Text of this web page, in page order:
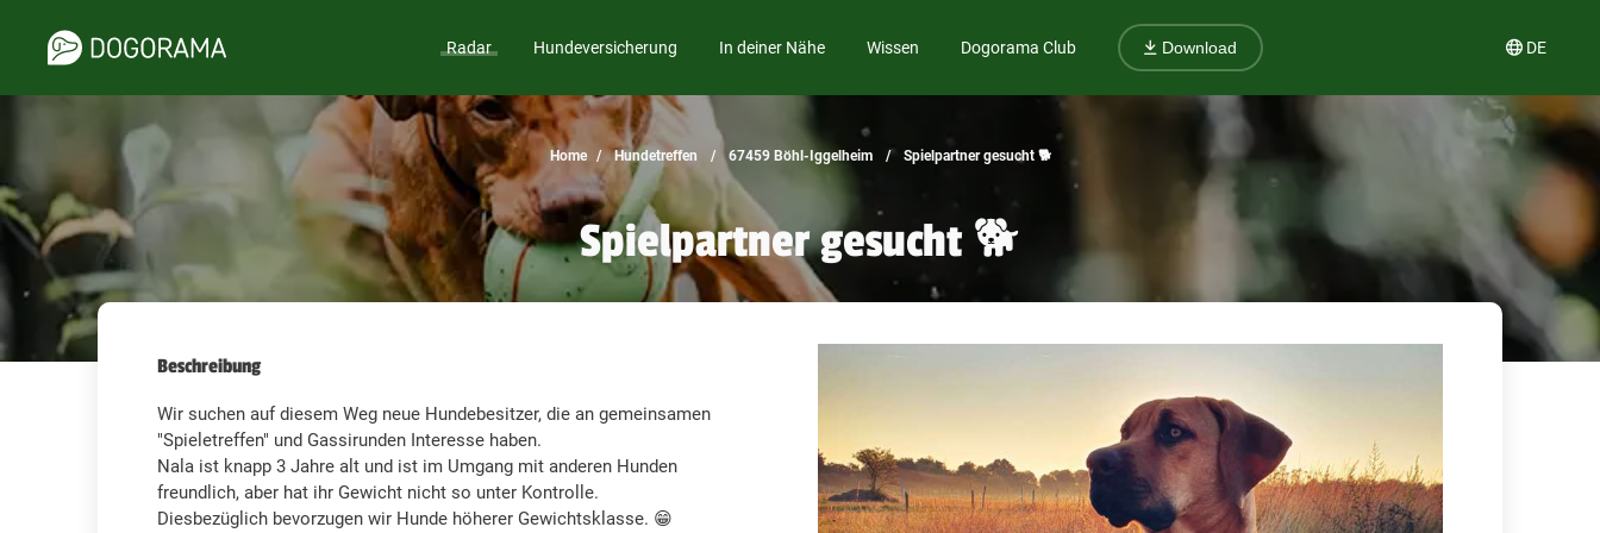
Radar Hundeversicherung In deiner Nähe Wissen Dogorama Club Download DE
Home Hundetreffen 67459 Böhl-Iggelheim Spielpartner gesucht 🐕
Spielpartner gesucht 🐕
Beschreibung
Wir suchen auf diesem Weg neue Hundebesitzer, die an gemeinsamen
"Spieletreffen" und Gassirunden Interesse haben.
Nala ist knapp 3 Jahre alt und ist im Umgang mit anderen Hunden
freundlich, aber hat ihr Gewicht nicht so unter Kontrolle.
Diesbezüglich bevorzugen wir Hunde höherer Gewichtsklasse. 😁